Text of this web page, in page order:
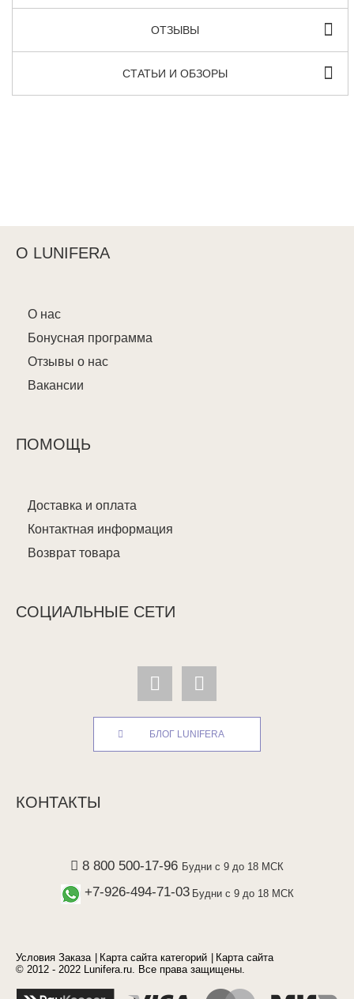
ОТЗЫВЫ
СТАТЬИ И ОБЗОРЫ
О LUNIFERA
О нас
Бонусная программа
Отзывы о нас
Вакансии
ПОМОЩЬ
Доставка и оплата
Контактная информация
Возврат товара
СОЦИАЛЬНЫЕ СЕТИ
БЛОГ LUNIFERA
КОНТАКТЫ
8 800 500-17-96 Будни с 9 до 18 МСК
+7-926-494-71-03 Будни с 9 до 18 МСК
Условия Заказа Карта сайта категорий
Карта сайта
© 2012 - 2022 Lunifera.ru. Все права защищены.